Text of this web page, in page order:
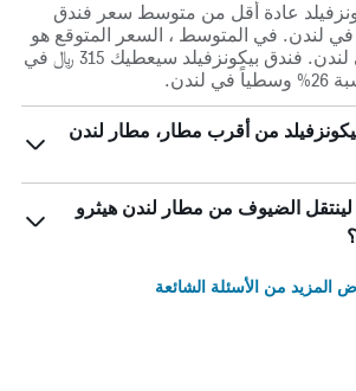
عادة أقل من متوسط ​​سعر فندق
في لندن. في المتوسط ، السعر المتوقع هو
419 ﷼ في الليلة في لندن. فندق بيكونزفيلد سيعطيك 315 ﷼ في
من أقرب مطار، مطار لندن
الضيوف من مطار لندن هيثرو
المزيد من الأسئلة الشائعة